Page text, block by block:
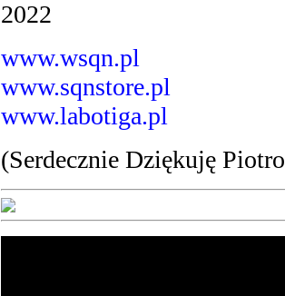
2022
www.wsqn.pl
www.sqnstore.pl
www.labotiga.pl
(Serdecznie Dziękuję